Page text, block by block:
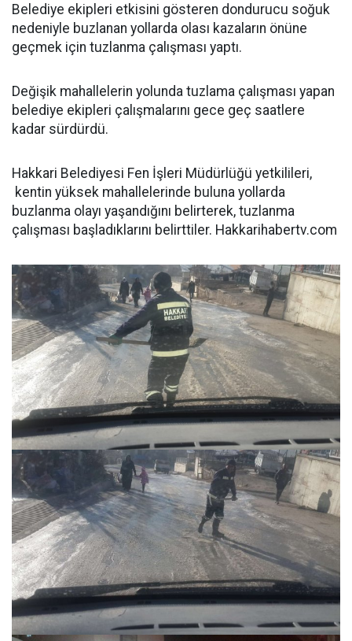
Belediye ekipleri etkisini gösteren dondurucu soğuk
nedeniyle buzlanan yollarda olası kazaların önüne
geçmek için tuzlanma çalışması yaptı.
Değişik mahallelerin yolunda tuzlama çalışması yapan
belediye ekipleri çalışmalarını gece geç saatlere
kadar sürdürdü.
Hakkari Belediyesi Fen İşleri Müdürlüğü yetkilileri,
kentin yüksek mahallelerinde buluna yollarda
buzlanma olayı yaşandığını belirterek, tuzlanma
çalışması başladıklarını belirttiler. Hakkarihabertv.com